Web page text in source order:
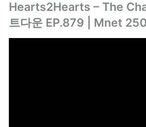
Hearts2Hearts – The
트다운 EP.879 | Mnet